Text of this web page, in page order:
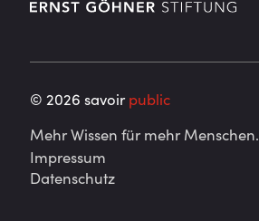
©2026 savoirpublic
Mehr Wissen für mehr Menschen.
Impressum
Datenschutz